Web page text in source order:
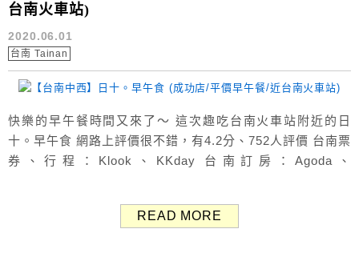
台南火車站)
2020.06.01
台南 Tainan
快樂的早午餐時間又來了～ 這次趣吃台南火車站附近的日
十。早午食 網路上評價很不錯，有4.2分、752人評價 台南票
券、行程：Klook、KKday 台南訂房：Agoda、
人潮還滿多的，要等有點久 天氣熱顯得等待時間漫長，有點
READ MORE